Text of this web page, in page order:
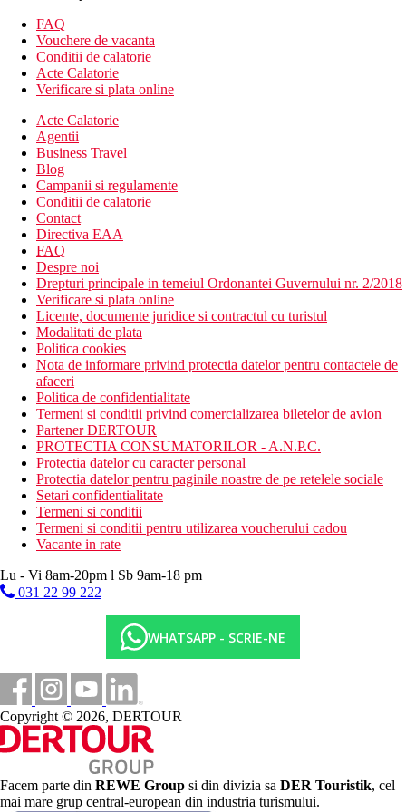
Descrierea hotelului
Hotelul dispune de:
303 camere
hol intrare cu receptie
lifturi
restaurant
sala de conferinte
coafor
2 piscine
jacuzzi
terasa cu sezlonguri si umbrele gratuite, prosoape contra
cost
Wifi gratuit in zona hotelului
Descrierea plajei
plaja cu nisip
intrare treptata in apa
sezlonguri si umbrele contra cost
Activitati sportive gratuite
plaja
Activitati sportive contra cost
fitness
tenis
teren de fotbal
teren de volei
sauna
masaje
Masa
Demipensiune:
Mic dejun (7:30 - 10:30) si cina (18:30 - 21:30) tip bufet
Mic dejun, pranz (13:00 - 15:00) si cina tip bufet
Gustare usoara la barul de langa piscina (11:00 a.m. - 6:30
p.m.)
Bauturi alcoolice si non-alcoolice (10:30 a.m. – 12:00
p.m.)
Pentru cina este necesara tinuta formala.
In timpul sejurului de minim 7 nopti, 1 cina la restaurantul
a la carte Ocean Blue (rezervare necesara)
FAQ
Vouchere de vacanta
Conditii de calatorie
Acte Calatorie
Verificare si plata online
Acte Calatorie
Agentii
Business Travel
Blog
Campanii si regulamente
Conditii de calatorie
Contact
Directiva EAA
FAQ
Despre noi
Drepturi principale in temeiul Ordonantei Guvernului nr. 2/2018
Verificare si plata online
Licente, documente juridice si contractul cu turistul
Modalitati de plata
Politica cookies
Nota de informare privind protectia datelor pentru contactele de
afaceri
Politica de confidentialitate
Termeni si conditii privind comercializarea biletelor de avion
Partener DERTOUR
PROTECTIA CONSUMATORILOR - A.N.P.C.
Protectia datelor cu caracter personal
Protectia datelor pentru paginile noastre de pe retelele sociale
Setari confidentialitate
Termeni si conditii
Termeni si conditii pentru utilizarea voucherului cadou
Vacante in rate
Lu - Vi 8am-20pm l Sb 9am-18 pm
031 22 99 222
WHATSAPP - SCRIE-NE
Copyright © 2026, DERTOUR
Facem parte din REWE Group si din divizia sa DER Touristik, cel
mai mare grup central-european din industria turismului.